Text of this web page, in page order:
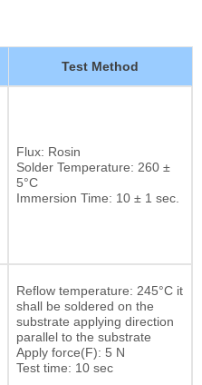
Test Method
Flux: Rosin
Solder Temperature: 260 ±
5°C
Immersion Time: 10 ± 1 sec.
Reflow temperature: 245°C it
shall be soldered on the
substrate applying direction
parallel to the substrate
Apply force(F): 5 N
Test time: 10 sec